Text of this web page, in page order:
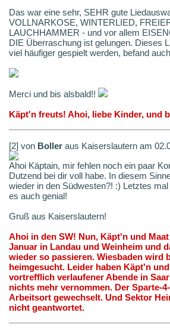
Das war eine sehr, SEHR gute
VOLLNARKOSE, WINTERLIED,
LAUCHHAMMER - und vor allem
DIE Überraschung ist gelungen. Dieses
viel häufiger gespielt werden, befand
Merci und bis alsbald!!
Käpt'n freuts! Ahoi, liebe Kinder, und
[2] von Boller aus Kaiserslautern am
Ahoi Käptain, mir fehlen noch ein paar
Dutzend bei dir voll habe. In diesem
wieder in den Südwesten?! :) Letztes
es auch genial!
Gruß aus Kaiserslautern!
Ahoi in den SW! Nun, Käpt'n und
Januar in Landau und Weinheim und
wieder so passieren. Wiesbaden wird
heimgesucht. Leider haben Käpt'n
vortrefflich verlaufener Abende in
nichts mehr vernommen. Der Sparte-
Arbeitsort gewechselt. Und Sektor
nicht geantwortet.